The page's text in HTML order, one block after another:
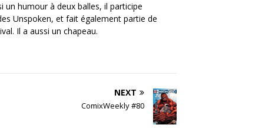
un humour à deux balles, il participe
Unspoken, et fait également partie de
Il a aussi un chapeau.
NEXT
ComixWeekly #80